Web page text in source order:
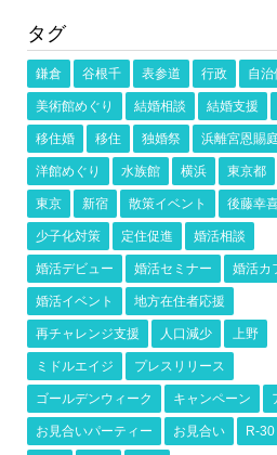
タグ
鎌倉 谷根千 表参道 行政 自治
美術館めぐり 結婚相談 結婚支援
移住婚 移住 独婚祭 浜離宮恩賜
洋館めぐり 水族館 横浜 東京都
東京 新宿 散策イベント 後藤幸
少子化対策 定住促進 婚活相談
婚活デビュー 婚活セミナー 婚活カ
婚活イベント 地方在住者応援
再チャレンジ支援 人口減少 上野
ミドルエイジ プレスリリース
ゴールデンウィーク キャンペーン
お見合いパーティー お見合い R-30